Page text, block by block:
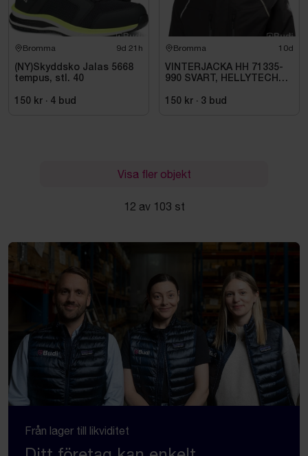
Bromma 9d 21h
(NY)Skyddsko Jalas 5668
tempus, stl. 40
150 kr · 4 bud
Bromma 10d
VINTERJACKA HH 71335-
990 SVART, HELLYTECH
150 kr · 3 bud
Visa fler objekt
12 av 103 st
Från lager till likviditet